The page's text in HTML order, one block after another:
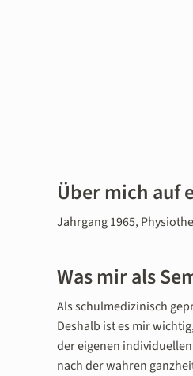
Über mich auf
Jahrgang 1965,
Was mir als
Als schulmedizinisch
Deshalb ist es mir
der eigenen
nach der wahren